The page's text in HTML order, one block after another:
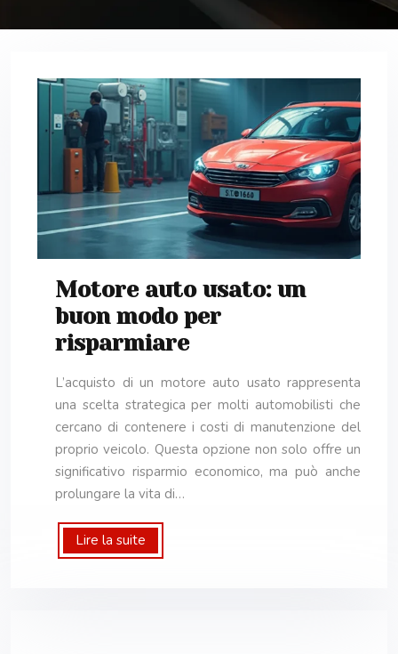
Motore auto usato: un
buon modo per
risparmiare
L’acquisto di un motore auto usato rappresenta
una scelta strategica per molti automobilisti che
cercano di contenere i costi di manutenzione del
proprio veicolo. Questa opzione non solo offre un
significativo risparmio economico, ma può anche
prolungare la vita di…
Lire la suite